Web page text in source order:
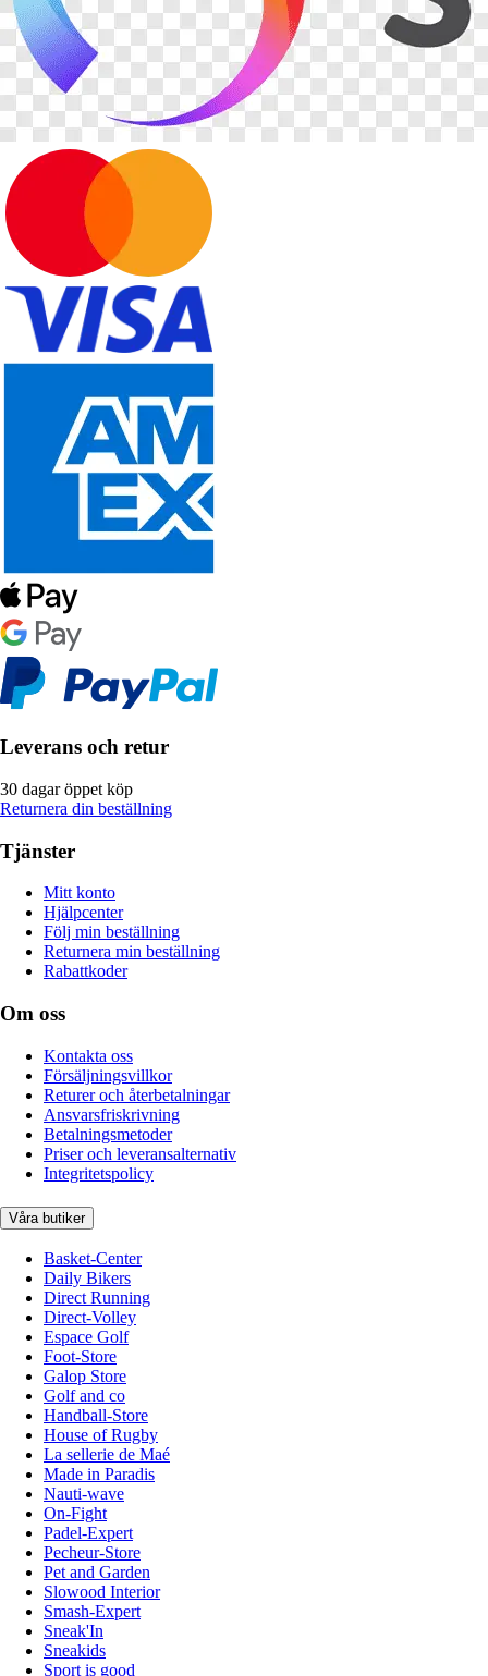
Leverans och retur
30 dagar öppet köp
Returnera din beställning
Tjänster
Mitt konto
Hjälpcenter
Följ min beställning
Returnera min beställning
Rabattkoder
Om oss
Kontakta oss
Försäljningsvillkor
Returer och återbetalningar
Ansvarsfriskrivning
Betalningsmetoder
Priser och leveransalternativ
Integritetspolicy
Våra butiker
Basket-Center
Daily Bikers
Direct Running
Direct-Volley
Espace Golf
Foot-Store
Galop Store
Golf and co
Handball-Store
House of Rugby
La sellerie de Maé
Made in Paradis
Nauti-wave
On-Fight
Padel-Expert
Pecheur-Store
Pet and Garden
Slowood Interior
Smash-Expert
Sneak'In
Sneakids
Sport is good